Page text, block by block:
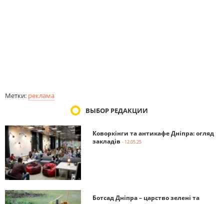
Метки: реклама
ВЫБОР РЕДАКЦИИ
Коворкінги та антикафе Дніпра: огляд
закладів - 12.05.25
Ботсад Дніпра – царство зелені та